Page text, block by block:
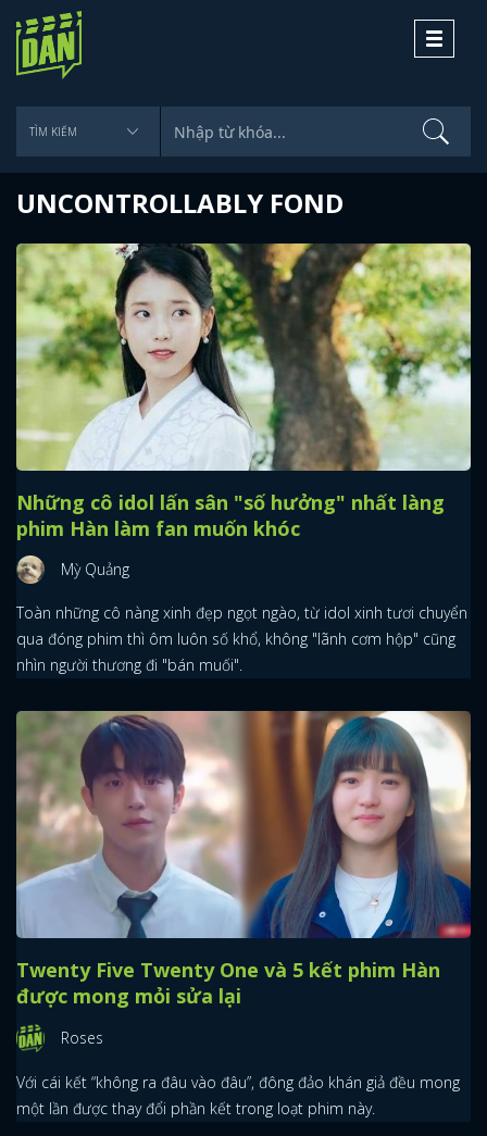
Toggle
UNCONTROLLABLY FOND
Những cô idol lấn sân "số hưởng" nhất làng
phim Hàn làm fan muốn khóc
Mỳ Quảng
Toàn những cô nàng xinh đẹp ngọt ngào, từ idol xinh tươi chuyển
qua đóng phim thì ôm luôn số khổ, không "lãnh cơm hộp" cũng
nhìn người thương đi "bán muối".
Twenty Five Twenty One và 5 kết phim Hàn
được mong mỏi sửa lại
Roses
Với cái kết “không ra đâu vào đâu”, đông đảo khán giả đều mong
một lần được thay đổi phần kết trong loạt phim này.